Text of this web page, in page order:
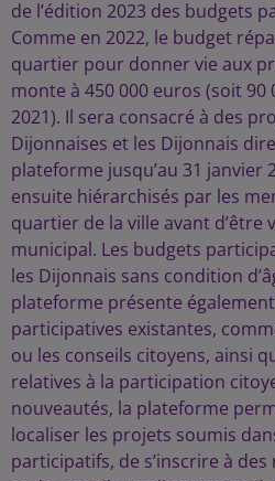
de l’édition 2023 des budgets
Comme en 2022, le budget
quartier pour donner vie aux
monte à 450 000 euros (soit 90
2021). Il sera consacré à des
Dijonnaises et les Dijonnais
plateforme jusqu’au 31 janvier
ensuite hiérarchisés par les
quartier de la ville avant d’être
municipal. Les budgets
les Dijonnais sans condition
plateforme présente
participatives existantes,
ou les conseils citoyens, ainsi
relatives à la participation
nouveautés, la plateforme
localiser les projets soumis
participatifs, de s’inscrire à